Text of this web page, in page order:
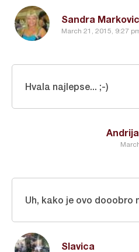
Sandra Markovic
March 21, 2015, 9:27
Hvala najlepse... ;-)
Slavica
Uh, kako je ovo dooobro